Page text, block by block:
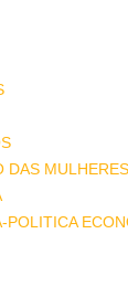
DAS MULHERES
POLITICA